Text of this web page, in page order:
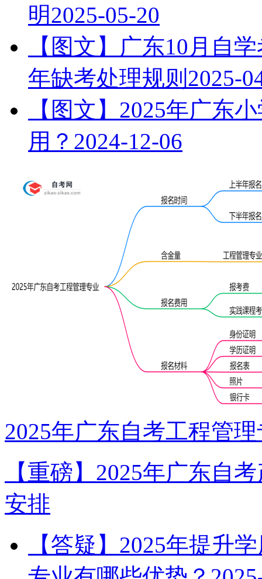
明2025-05-20
【图文】广东10月自
年缺考处理规则 2025-
【图文】2025年广东
用？ 2024-12-06
2025年广东自考工程管
【重磅】2025年广东自
安排
【答疑】2025年提升